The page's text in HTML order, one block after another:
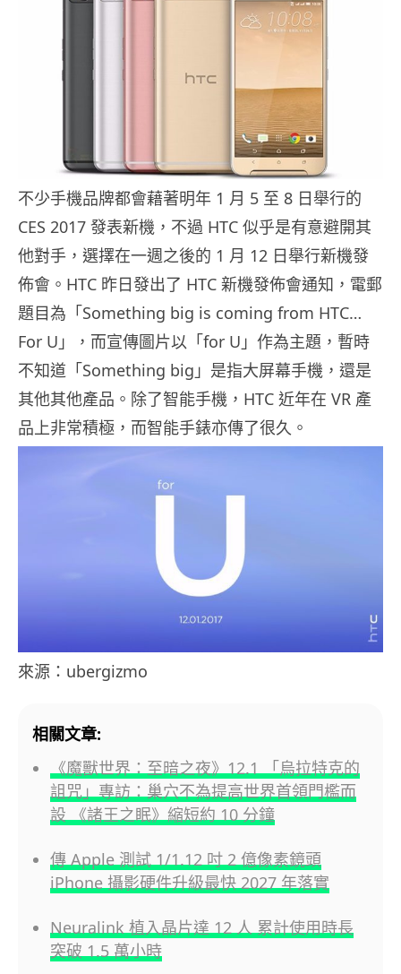
不少手機品牌都會藉著明年 1 月 5 至 8 日舉行的
CES 2017 發表新機，不過 HTC 似乎是有意避開其
他對手，選擇在一週之後的 1 月 12 日舉行新機發
佈會。HTC 昨日發出了 HTC 新機發佈會通知，電郵
題目為「Something big is coming from HTC…
For U」，而宣傳圖片以「for U」作為主題，暫時
不知道「Something big」是指大屏幕手機，還是
其他其他產品。除了智能手機，HTC 近年在 VR 產
品上非常積極，而智能手錶亦傳了很久。
來源：ubergizmo
相關文章:
《魔獸世界：至暗之夜》12.1 「烏拉特克的
詛咒」專訪：巢穴不為提高世界首領門檻而
設 《諸王之眠》縮短約 10 分鐘
傳 Apple 測試 1/1.12 吋 2 億像素鏡頭
iPhone 攝影硬件升級最快 2027 年落實
Neuralink 植入晶片達 12 人 累計使用時長
突破 1.5 萬小時